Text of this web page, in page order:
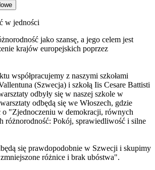
w jedności
jako szansę, a jego celem jest
krajów europejskich poprzez
współpracujemy z naszymi szkołami
(Szwecja) i szkołą Iis Cesare Battisti
odbyły się w naszej szkole w
odbędą się we Włoszech, gdzie
o "Zjednoczeniu w demokracji, równych
różnorodność: Pokój, sprawiedliwość i silne
się prawdopodobnie w Szwecji i skupimy
różnice i brak ubóstwa".